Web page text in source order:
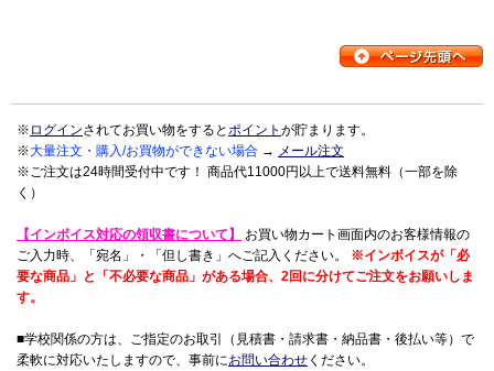
※ ログインされてお買い物をするとポイント が貯まります。
※大量注文・購入/お買物ができない場合 → メール注文
※ご注文は24時間受付中です！ 商品代11000円以上で送料無料（一部を除
く）
【インボイス対応の領収書について】
お買い物カート画面内のお客様情報の
ご入力時、「宛名」・「但し書き」へご記入ください。 ※インボイスが「必
要な商品」と「不必要な商品」がある場合、2回に分けてご注文をお願いしま
す。
■学校関係の方は、ご指定のお取引（見積書・請求書・納品書・後払い等）で
柔軟に対応いたしますので、事前にお問い合わせ ください。